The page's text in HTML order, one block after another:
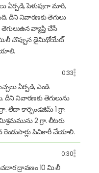
ఏర్పడి, పెళుపుగా మారి,
దీని నివారణకు తెగులు
వ్యాప్తి చేసే
మి.లీ చొప్పున డైమిథోయేట్
0:33
ఏర్పడి, ఎండి
నివారణకు తెగులును
లేదా కార్బెండజిమ్ 1 గ్రా.
2 గ్రా. లీటరు
రెండుసార్లు పిచికారీ చేయాలి.
0:30
ద్రావణం 10 మి.లీ